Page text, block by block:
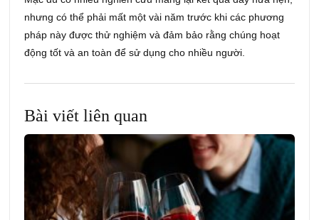
nhưng có thể phải mất một vài năm trước khi các phương
pháp này được thử nghiệm và đảm bảo rằng chúng hoạt
động tốt và an toàn để sử dụng cho nhiều người.
Bài viết liên quan